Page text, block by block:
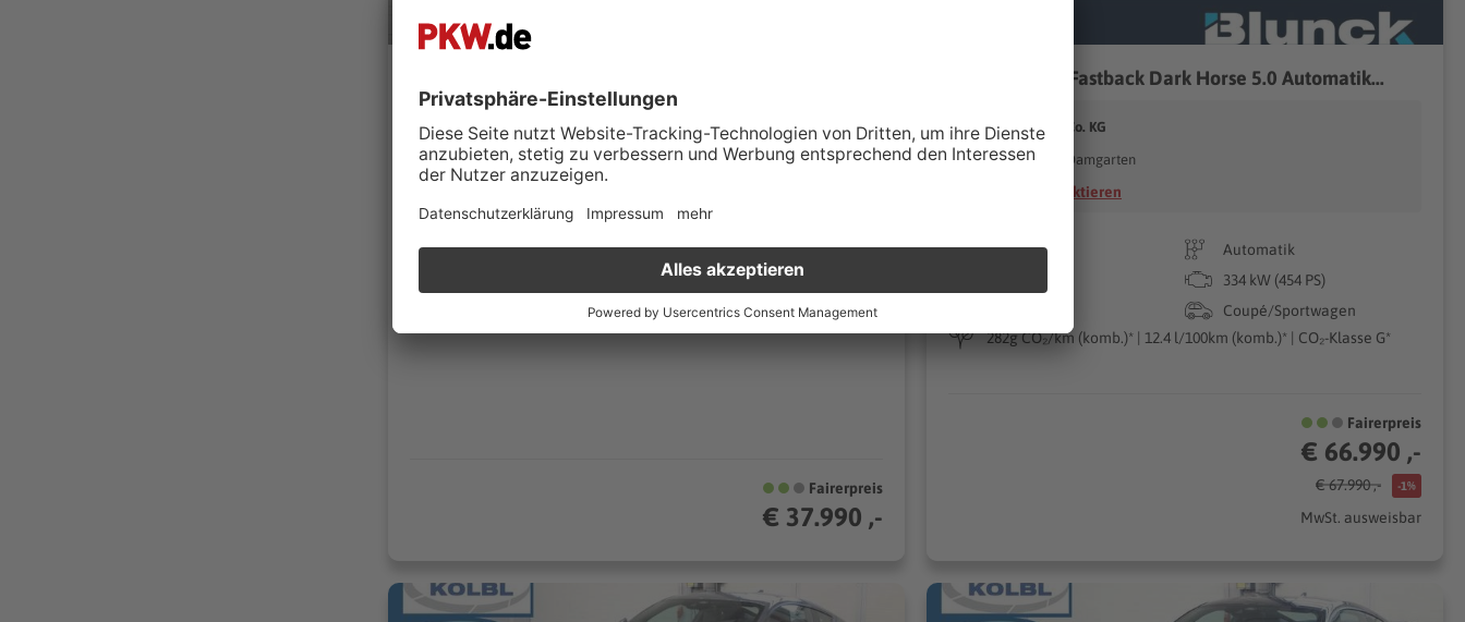
Auto Nord Remscheid
42853 Remscheid
17.700 km
Schaltgetriebe
310 kW (421 PS)
Coupé/Sportwagen
Fairerpreis
€ 37.990 ,-
Ford Mustang Fastback Dark Horse 5.0 Automatik...
Blunck GmbH & Co. KG
18311 Ribnitz-Damgarten
Händler kontaktieren
60 km
Automatik
334 kW (454 PS)
Coupé/Sportwagen
282g CO₂/km (komb.)* | 12.4 l/100km (komb.)* | CO₂-Klasse G*
Fairerpreis
€ 66.990 ,-
€ 67.990 ,- -1%
MwSt. ausweisbar